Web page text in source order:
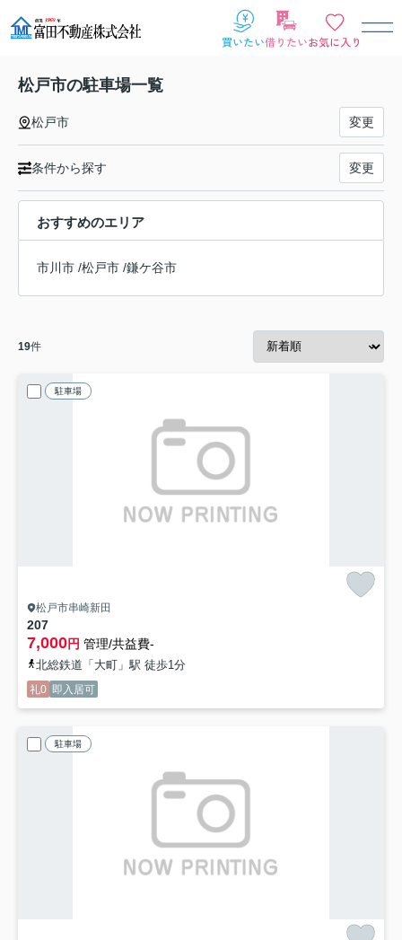
松戸市の駐車場一覧
松戸市 変更
条件から探す 変更
おすすめのエリア
市川市 /松戸市 /鎌ケ谷市
19件
駐車場
松戸市串崎新田
207
7,000円 管理/共益費-
北総鉄道「大町」駅 徒歩1分
礼0 即入居可
駐車場